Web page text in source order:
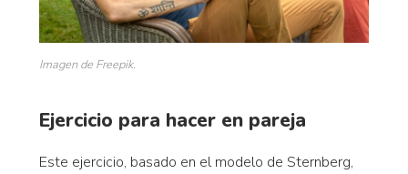
Imagen de Freepik.
Ejercicio para hacer en pareja
Este ejercicio, basado en el modelo de Sternberg,